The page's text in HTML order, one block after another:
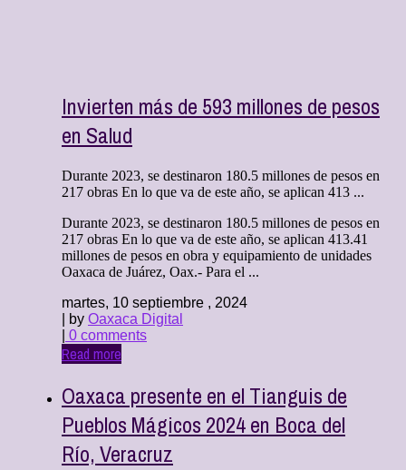
Invierten más de 593 millones de pesos
en Salud
Durante 2023, se destinaron 180.5 millones de pesos en
217 obras En lo que va de este año, se aplican 413 ...
Durante 2023, se destinaron 180.5 millones de pesos en
217 obras En lo que va de este año, se aplican 413.41
millones de pesos en obra y equipamiento de unidades
Oaxaca de Juárez, Oax.- Para el ...
martes, 10 septiembre , 2024
| by Oaxaca Digital
0 comments
Read more
Oaxaca presente en el Tianguis de
Pueblos Mágicos 2024 en Boca del
Río, Veracruz